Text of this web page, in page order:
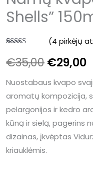
Shells”
5.00iš 5
(viso
(4 pirkėjų
€35,00
was:
€35,00.
€29,00
Nuostabaus kvapo
aromatų kompozicija,
pelargonijos ir kedro
kūną ir sielą, pagerins
dizainas, įkvėptas
kriauklėmis.